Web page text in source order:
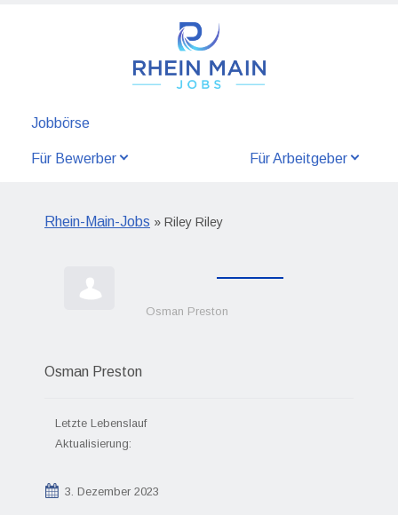
Jobbörse
Für Bewerber Für Arbeitgeber
Rhein-Main-Jobs » Riley Riley
Osman Preston
Osman Preston
Letzte Lebenslauf
Aktualisierung:
3. Dezember 2023